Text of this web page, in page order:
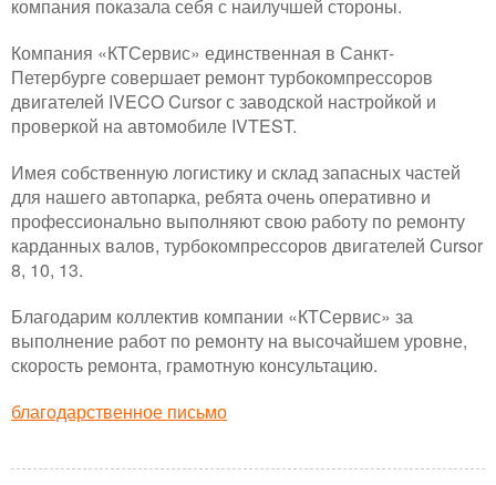
компания показала себя с наилучшей стороны.
Компания «КТСервис» единственная в Санкт-
Петербурге совершает ремонт турбокомпрессоров
двигателей IVECO Cursor с заводской настройкой и
проверкой на автомобиле IVTEST.
Имея собственную логистику и склад запасных частей
для нашего автопарка, ребята очень оперативно и
профессионально выполняют свою работу по ремонту
карданных валов, турбокомпрессоров двигателей Cursor
8, 10, 13.
Благодарим коллектив компании «КТСервис» за
выполнение работ по ремонту на высочайшем уровне,
скорость ремонта, грамотную консультацию.
благодарственное письмо